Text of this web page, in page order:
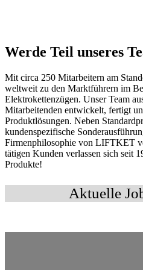
Werde Teil unseres
Mit circa 250 Mitarbeitern am
weltweit zu den Marktführern im
Elektrokettenzügen. Unser Team
Mitarbeitenden entwickelt, fertigt
Produktlösungen. Neben
kundenspezifische
Firmenphilosophie von LIFTKET
tätigen Kunden verlassen sich seit
Produkte!
Aktuelle